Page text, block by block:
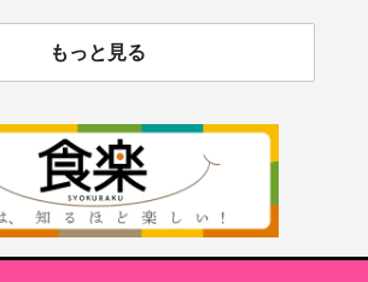
もっと見る